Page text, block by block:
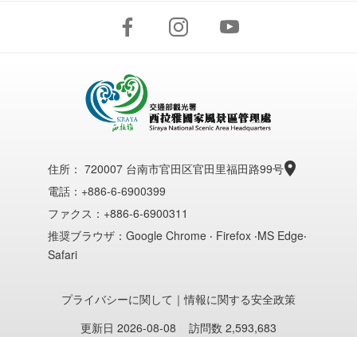
住所： 720007 台南市官田区官田里福田路99号
電話：+886-6-6900399
ファクス：+886-6-6900311
推奨ブラウザ：Google Chrome ‧ Firefox ‧MS Edge‧
Safari
プライバシーに関して ｜情報に関する安全政策
更新日 2026-08-08
訪問数 2,593,683